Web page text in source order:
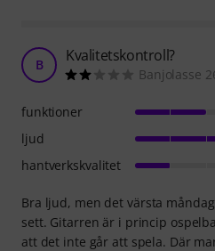
B Kvalitetskontroll?
Banjolasse
Bra ljud, men det värsta
sett. Gitarren är i princip
att det inte går att spela. Där
funktioner
ljud
hantverkskvalitet